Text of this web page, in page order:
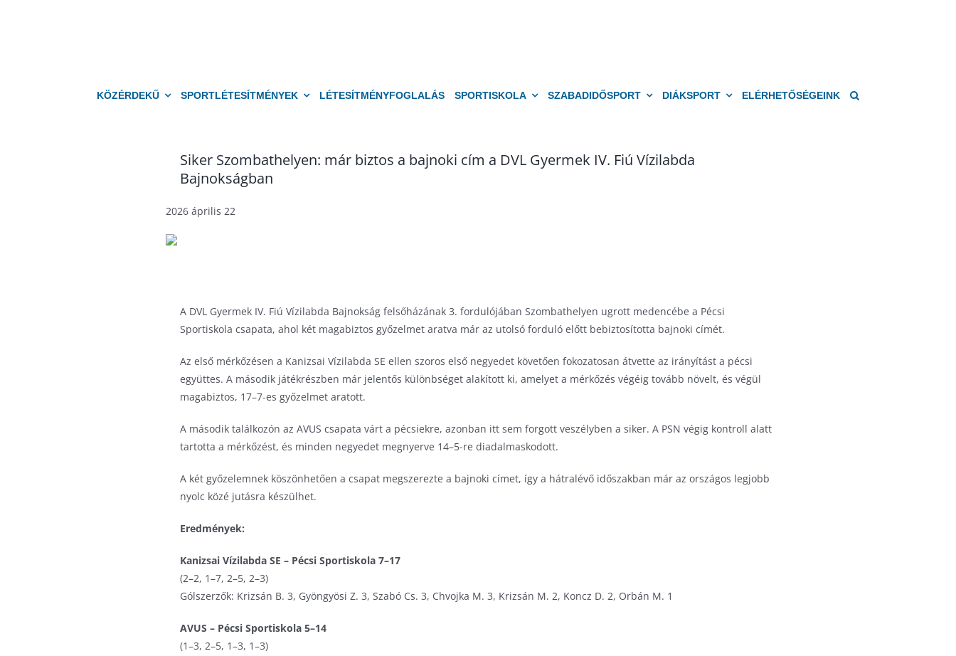
KÖZÉRDEKŰ SPORTLÉTESÍTMÉNYEK LÉTESÍTMÉNYFOGLALÁS SPORTISKOLA SZABADIDŐSPORT DIÁKSPORT ELÉRHETŐSÉGEINK
Siker Szombathelyen: már biztos a bajnoki cím a DVL Gyermek IV. Fiú Vízilabda
Bajnokságban
2026 április 22
A DVL Gyermek IV. Fiú Vízilabda Bajnokság felsőházának 3. fordulójában Szombathelyen ugrott medencébe a Pécsi
Sportiskola csapata, ahol két magabiztos győzelmet aratva már az utolsó forduló előtt bebiztosította bajnoki címét.
Az első mérkőzésen a Kanizsai Vízilabda SE ellen szoros első negyedet követően fokozatosan átvette az irányítást a pécsi
együttes. A második játékrészben már jelentős különbséget alakított ki, amelyet a mérkőzés végéig tovább növelt, és végül
magabiztos, 17–7-es győzelmet aratott.
A második találkozón az AVUS csapata várt a pécsiekre, azonban itt sem forgott veszélyben a siker. A PSN végig kontroll alatt
tartotta a mérkőzést, és minden negyedet megnyerve 14–5-re diadalmaskodott.
A két győzelemnek köszönhetően a csapat megszerezte a bajnoki címet, így a hátralévő időszakban már az országos legjobb
nyolc közé jutásra készülhet.
Eredmények:
Kanizsai Vízilabda SE – Pécsi Sportiskola 7–17
(2–2, 1–7, 2–5, 2–3)
Gólszerzők: Krizsán B. 3, Gyöngyösi Z. 3, Szabó Cs. 3, Chvojka M. 3, Krizsán M. 2, Koncz D. 2, Orbán M. 1
AVUS – Pécsi Sportiskola 5–14
(1–3, 2–5, 1–3, 1–3)